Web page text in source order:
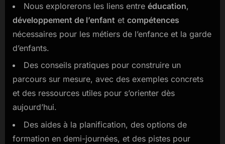
votre
avenir
Nous explorerons les liens entre éducation,
développement de l’enfant et compétences
nécessaires pour les métiers de l’enfance et la garde
d’enfants.
Des conseils pratiques pour construire un
parcours sur mesure, avec des exemples concrets
et des ressources utiles pour s’orienter dès
aujourd’hui.
Des aides à la planification, des options de
formation en demi-journées, et des pistes pour